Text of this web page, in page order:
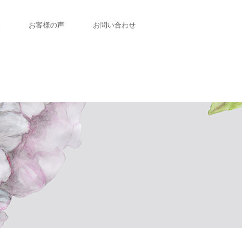
お客様の声 お問い合わせ